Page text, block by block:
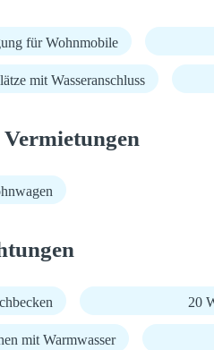
für Wohnmobile
mit Wasseranschluss
20
mit Warmwasser